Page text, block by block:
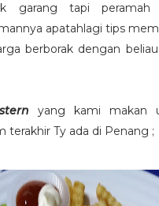
garang tapi
apatahlagi tips
berborak dengan
yang kami makan
terakhir Ty ada di Penang ;